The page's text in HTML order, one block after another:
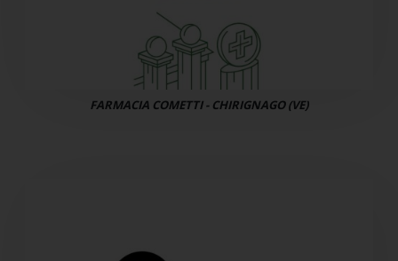
FARMACIA COMETTI - CHIRIGNAGO (VE)